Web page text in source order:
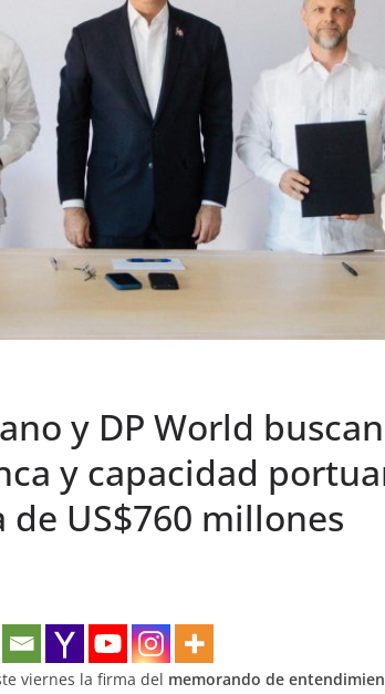
y DP World buscan
y capacidad
US$760 millones
viernes la firma del memorando de